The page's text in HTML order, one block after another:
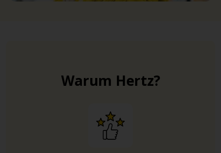
Warum Hertz?